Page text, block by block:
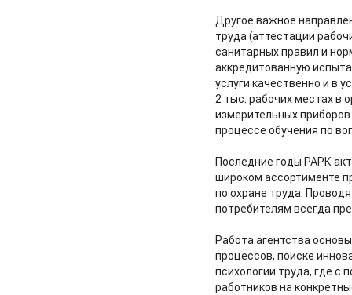
Другое важное
труда (аттестации
санитарных правил и
аккредитованную
услуги качественно и в
2 тыс. рабочих местах в
измерительных
процессе обучения по
Последние годы РАРК
широком ассортименте
по охране труда.
потребителям всегда
Работа агентства
процессов, поиске
психологии труда, где с
работников на